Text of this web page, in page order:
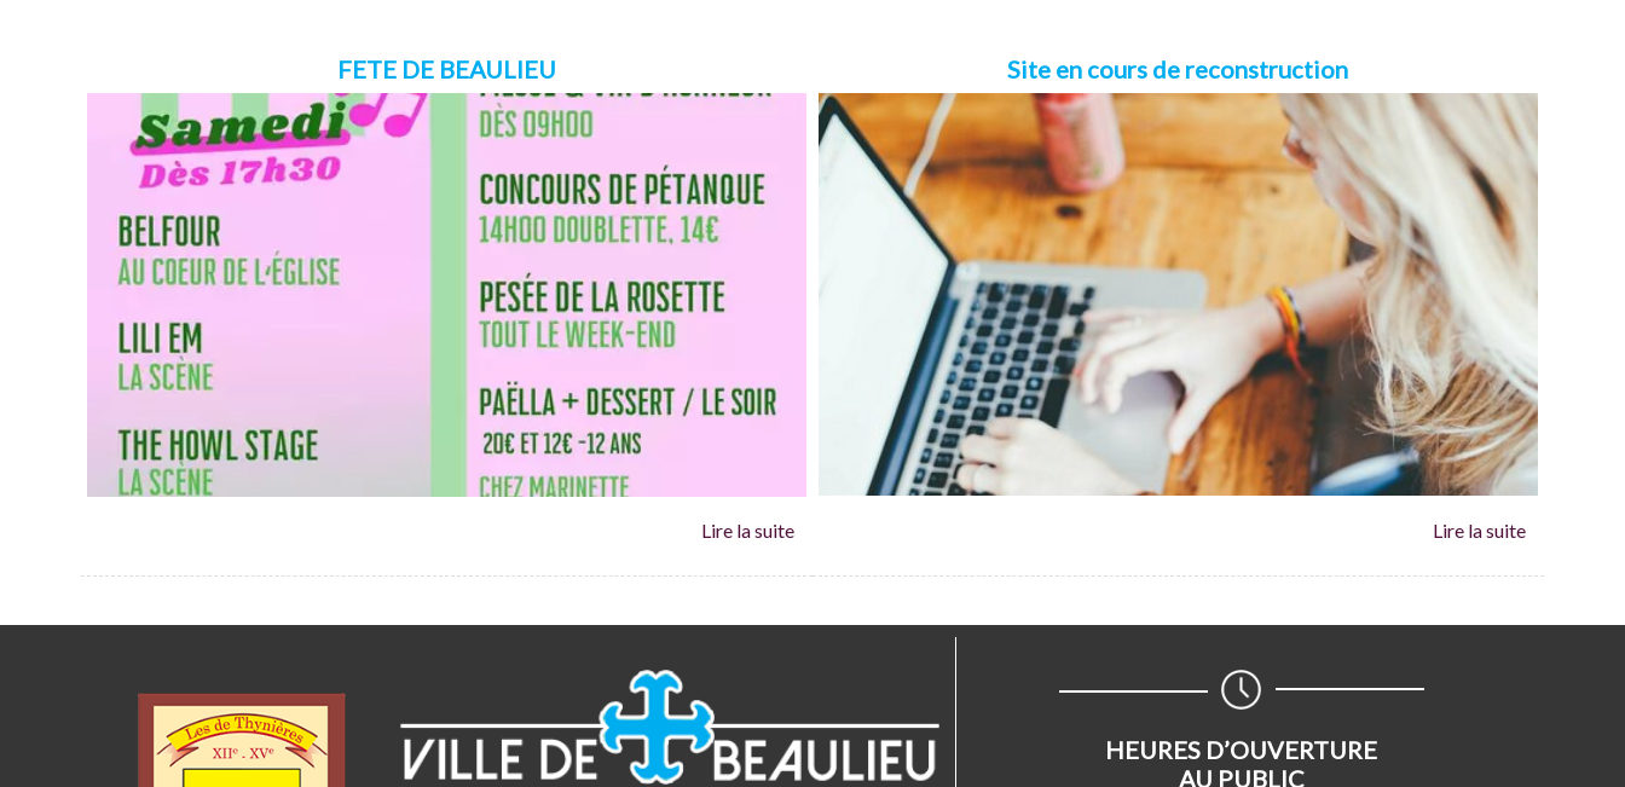
FETE DE BEAULIEU Site en cours de reconstruction
HEURES D’OUVERTURE
AU PUBLIC